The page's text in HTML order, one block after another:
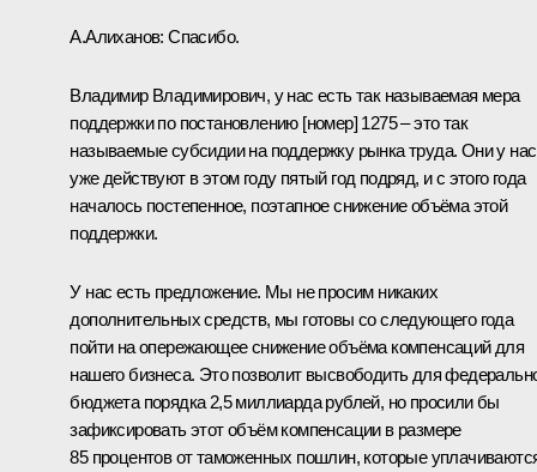
А.Алиханов: Спасибо.
Владимир Владимирович, у нас есть так называемая мера
поддержки по постановлению [номер] 1275 – это так
называемые субсидии на поддержку рынка труда. Они у нас
уже действуют в этом году пятый год подряд, и с этого года
началось постепенное, поэтапное снижение объёма этой
поддержки.
У нас есть предложение. Мы не просим никаких
дополнительных средств, мы готовы со следующего года
пойти на опережающее снижение объёма компенсаций для
нашего бизнеса. Это позволит высвободить для
бюджета порядка 2,5 миллиарда рублей, но просили бы
зафиксировать этот объём компенсации в размере
85 процентов от таможенных пошлин, которые